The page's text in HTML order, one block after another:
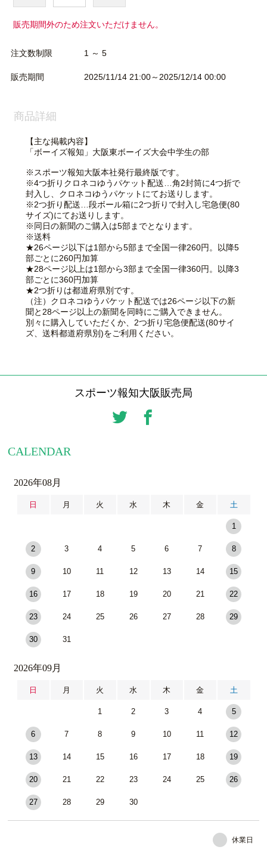
販売期間外のため注文いただけません。
注文数制限 1 ～ 5
販売期間 2025/11/14 21:00～2025/12/14 00:00
商品詳細
【主な掲載内容】
「ボーイズ報知」大阪東ボーイズ大会中学生の部
※スポーツ報知大阪本社発行最終版です。
※4つ折りクロネコゆうパケット配送…角2封筒に4つ折で
封入し、クロネコゆうパケットにてお送りします。
※2つ折り配送…段ボール箱に2つ折りで封入し宅急便(80
サイズ)にてお送りします。
※同日の新聞のご購入は5部までとなります。
※送料
★26ページ以下は1部から5部まで全国一律260円。以降5
部ごとに260円加算
★28ページ以上は1部から3部まで全国一律360円。以降3
部ごとに360円加算
★2つ折りは都道府県別です。
（注）クロネコゆうパケット配送では26ページ以下の新
聞と28ページ以上の新聞を同時にご購入できません。
別々に購入していただくか、2つ折り宅急便配送(80サイ
ズ、送料都道府県別)をご利用ください。
スポーツ報知大阪販売局
CALENDAR
2026年08月
日 月 火 水 木 金 土
1
2 3 4 5 6 7 8
9 10 11 12 13 14 15
16 17 18 19 20 21 22
23 24 25 26 27 28 29
30 31
2026年09月
日 月 火 水 木 金 土
1 2 3 4 5
6 7 8 9 10 11 12
13 14 15 16 17 18 19
20 21 22 23 24 25 26
27 28 29 30
休業日